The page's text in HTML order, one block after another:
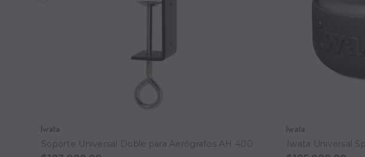
Iwata
Soporte Universal Doble para Aerógrafos AH 400
Iwata
Iwata Universal